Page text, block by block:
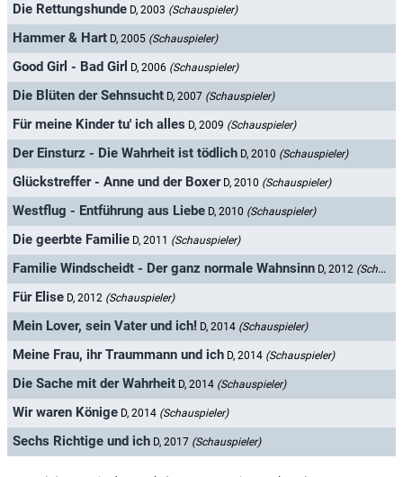
Die Rettungshunde D, 2003 (Schauspieler)
Hammer & Hart D, 2005 (Schauspieler)
Good Girl - Bad Girl D, 2006 (Schauspieler)
Die Blüten der Sehnsucht D, 2007 (Schauspieler)
Für meine Kinder tu' ich alles D, 2009 (Schauspieler)
Der Einsturz - Die Wahrheit ist tödlich D, 2010 (Schauspieler)
Glückstreffer - Anne und der Boxer D, 2010 (Schauspieler)
Westflug - Entführung aus Liebe D, 2010 (Schauspieler)
Die geerbte Familie D, 2011 (Schauspieler)
Familie Windscheidt - Der ganz normale Wahnsinn D, 2012 (Schauspieler)
Für Elise D, 2012 (Schauspieler)
Mein Lover, sein Vater und ich! D, 2014 (Schauspieler)
Meine Frau, ihr Traummann und ich D, 2014 (Schauspieler)
Die Sache mit der Wahrheit D, 2014 (Schauspieler)
Wir waren Könige D, 2014 (Schauspieler)
Sechs Richtige und ich D, 2017 (Schauspieler)